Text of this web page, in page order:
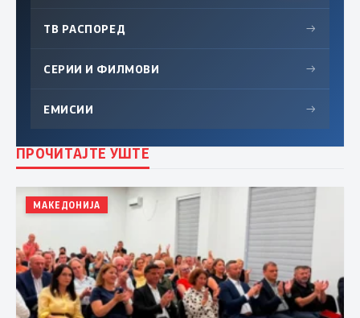
ТВ РАСПОРЕД →
СЕРИИ И ФИЛМОВИ →
ЕМИСИИ →
ПРОЧИТАЈТЕ УШТЕ
МАКЕДОНИЈА